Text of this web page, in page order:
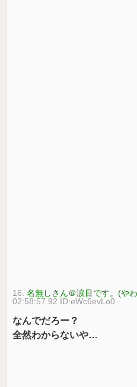
16:名無しさん＠涙目です。(や
02:58:57.92 ID:eWc6evLo0
なんでだろー？
全然わからないや…